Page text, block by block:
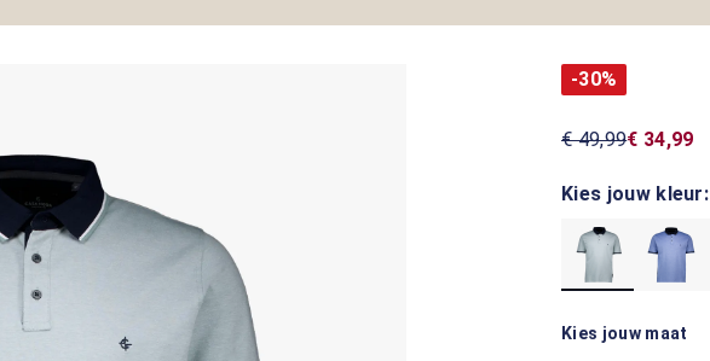
-30%
€ 49,99€ 34,99
Kies jouw kleur:
Kies jouw maat